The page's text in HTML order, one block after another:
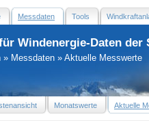
Messdaten Tools
Windenergie-Daten der
» Messdaten » Aktuelle Messwerte
Monatswerte Aktuelle